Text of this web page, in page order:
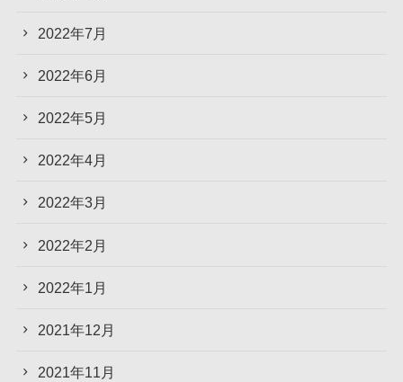
2022年7月
2022年6月
2022年5月
2022年4月
2022年3月
2022年2月
2022年1月
2021年12月
2021年11月